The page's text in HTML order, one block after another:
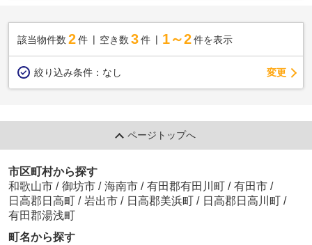
該当物件数 2件 空き数 3 件 1～2 件を表示
絞り込み条件： なし 変更
ページトップへ
市区町村から探す
和歌山市 / 御坊市 / 海南市 / 有田郡有田川町 / 有田市 /
日高郡日高町 / 岩出市 / 日高郡美浜町 / 日高郡日高川町 /
有田郡湯浅町
町名から探す